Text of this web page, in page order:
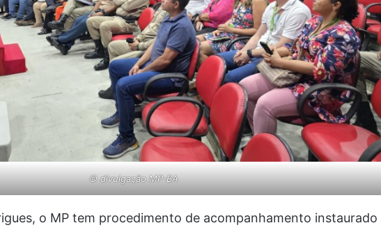
© divulgação MP-BA
o MP tem procedimento de acompanhamento instaurado